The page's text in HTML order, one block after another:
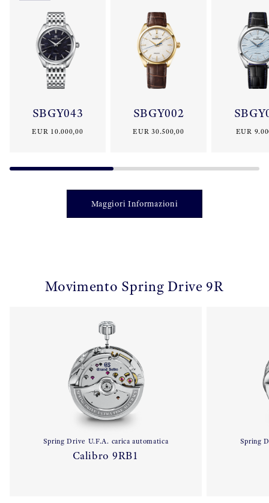
SBGY043
EUR 10.000,00
SBGY002
EUR 30.500,00 EUR
Maggiori Informazioni
Movimento Spring Drive 9R
Spring Drive U.F.A. carica automatica
Calibro 9RB1
Spring